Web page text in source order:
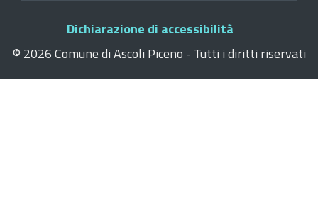
Dichiarazione di accessibilità
© 2026 Comune di Ascoli Piceno - Tutti i diritti riservati